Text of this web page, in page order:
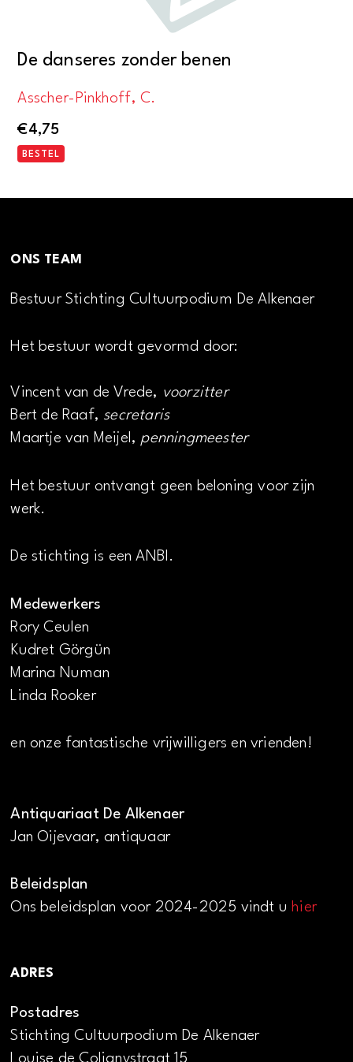
De danseres zonder benen
Asscher-Pinkhoff, C.
€4,75
BESTEL
ONS TEAM
Bestuur Stichting Cultuurpodium De Alkenaer
Het bestuur wordt gevormd door:
Vincent van de Vrede, voorzitter
Bert de Raaf, secretaris
Maartje van Meijel, penningmeester
Het bestuur ontvangt geen beloning voor zijn
werk.
De stichting is een ANBI.
Medewerkers
Rory Ceulen
Kudret Görgün
Marina Numan
Linda Rooker
en onze fantastische vrijwilligers en vrienden!
Antiquariaat De Alkenaer
Jan Oijevaar, antiquaar
Beleidsplan
Ons beleidsplan voor 2024-2025 vindt uhier
ADRES
Postadres
Stichting Cultuurpodium De Alkenaer
Louise de Colignystraat 15